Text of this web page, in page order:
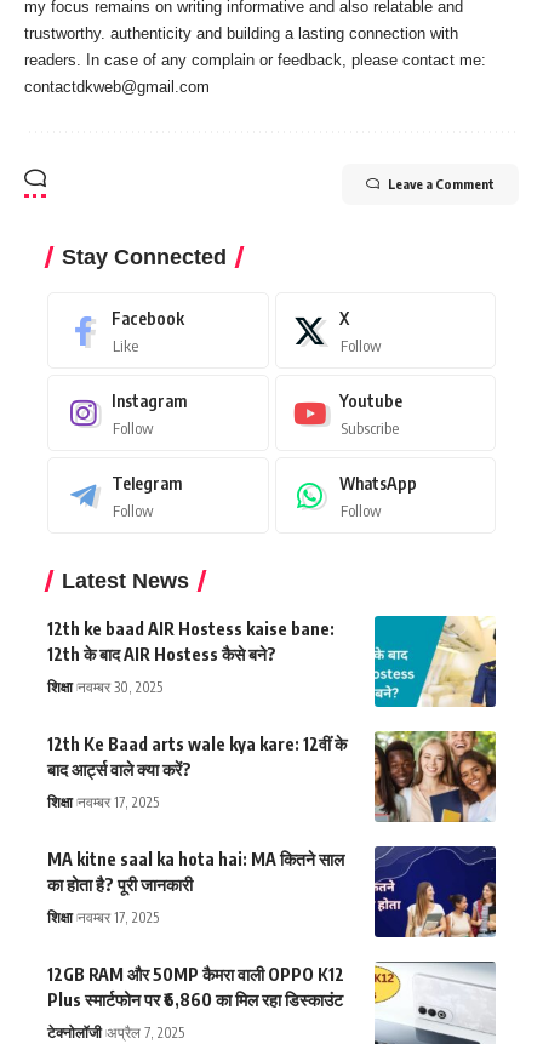
my focus remains on writing informative and also relatable and
trustworthy. authenticity and building a lasting connection with
readers. In case of any complain or feedback, please contact me:
contactdkweb@gmail.com
Leave a Comment
Stay Connected
Facebook
Like
X
Follow
Instagram
Follow
Youtube
Subscribe
Telegram
Follow
WhatsApp
Follow
Latest News
12th ke baad AIR Hostess kaise bane:
12th के बाद AIR Hostess कैसे बने?
शिक्षा नवम्बर 30, 2025
12th Ke Baad arts wale kya kare: 12वीं के
बाद आर्ट्स वाले क्या करें?
शिक्षा नवम्बर 17, 2025
MA kitne saal ka hota hai: MA कितने साल
का होता है? पूरी जानकारी
शिक्षा नवम्बर 17, 2025
12GB RAM और 50MP कैमरा वाली OPPO K12
Plus स्मार्टफोन पर ₹6,860 का मिल रहा डिस्काउंट
टेक्नोलॉजी अप्रैल 7, 2025